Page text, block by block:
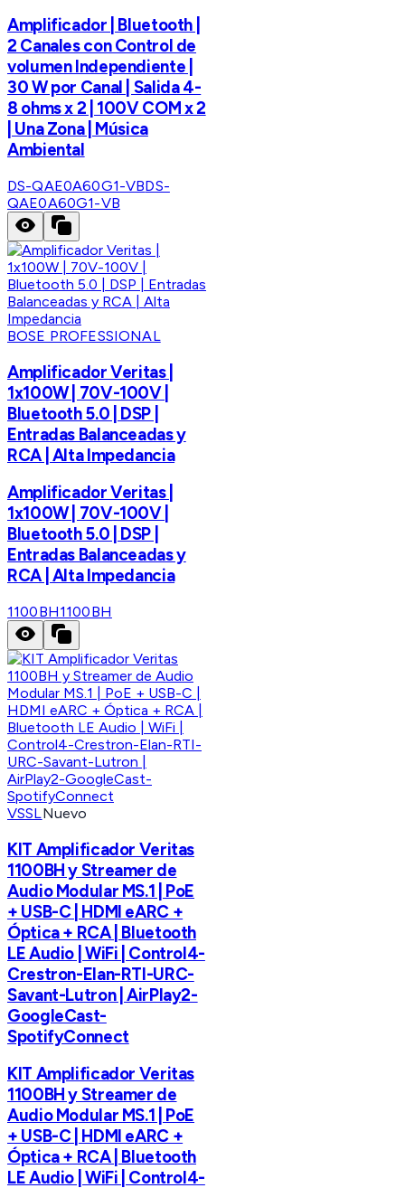
Amplificador | Bluetooth |
2 Canales con Control de
volumen Independiente |
30 W por Canal | Salida 4-
8 ohms x 2 | 100V COM x 2
| Una Zona | Música
Ambiental
DS-QAE0A60G1-VBDS-
QAE0A60G1-VB
BOSE PROFESSIONAL
Amplificador Veritas |
1x100W | 70V-100V |
Bluetooth 5.0 | DSP |
Entradas Balanceadas y
RCA | Alta Impedancia
Amplificador Veritas |
1x100W | 70V-100V |
Bluetooth 5.0 | DSP |
Entradas Balanceadas y
RCA | Alta Impedancia
1100BH1100BH
VSSLNuevo
KIT Amplificador Veritas
1100BH y Streamer de
Audio Modular MS.1 | PoE
+ USB-C | HDMI eARC +
Óptica + RCA | Bluetooth
LE Audio | WiFi | Control4-
Crestron-Elan-RTI-URC-
Savant-Lutron | AirPlay2-
GoogleCast-
SpotifyConnect
KIT Amplificador Veritas
1100BH y Streamer de
Audio Modular MS.1 | PoE
+ USB-C | HDMI eARC +
Óptica + RCA | Bluetooth
LE Audio | WiFi | Control4-